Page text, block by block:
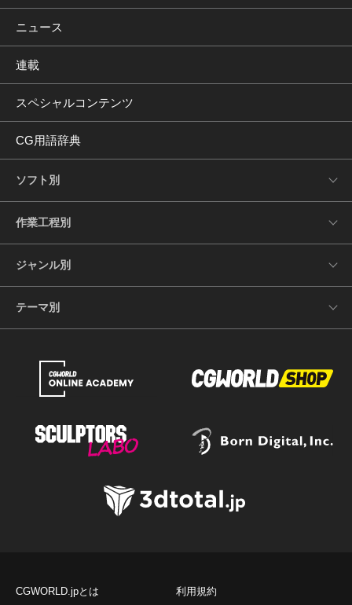
ニュース
連載
スペシャルコンテンツ
CG用語辞典
ソフト別
作業工程別
ジャンル別
テーマ別
CGWORLD.jpとは 利用規約